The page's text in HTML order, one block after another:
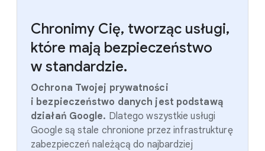
Chronimy Cię, tworząc usługi,
które mają bezpieczeństwo
w standardzie.
Ochrona Twojej prywatności
i bezpieczeństwo danych jest podstawą
działań Google. Dlatego wszystkie usługi
Google są stale chronione przez infrastrukturę
zabezpieczeń należącą do najbardziej